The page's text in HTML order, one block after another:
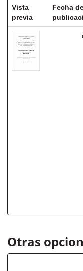
Vista
previa
Fecha de
Otras